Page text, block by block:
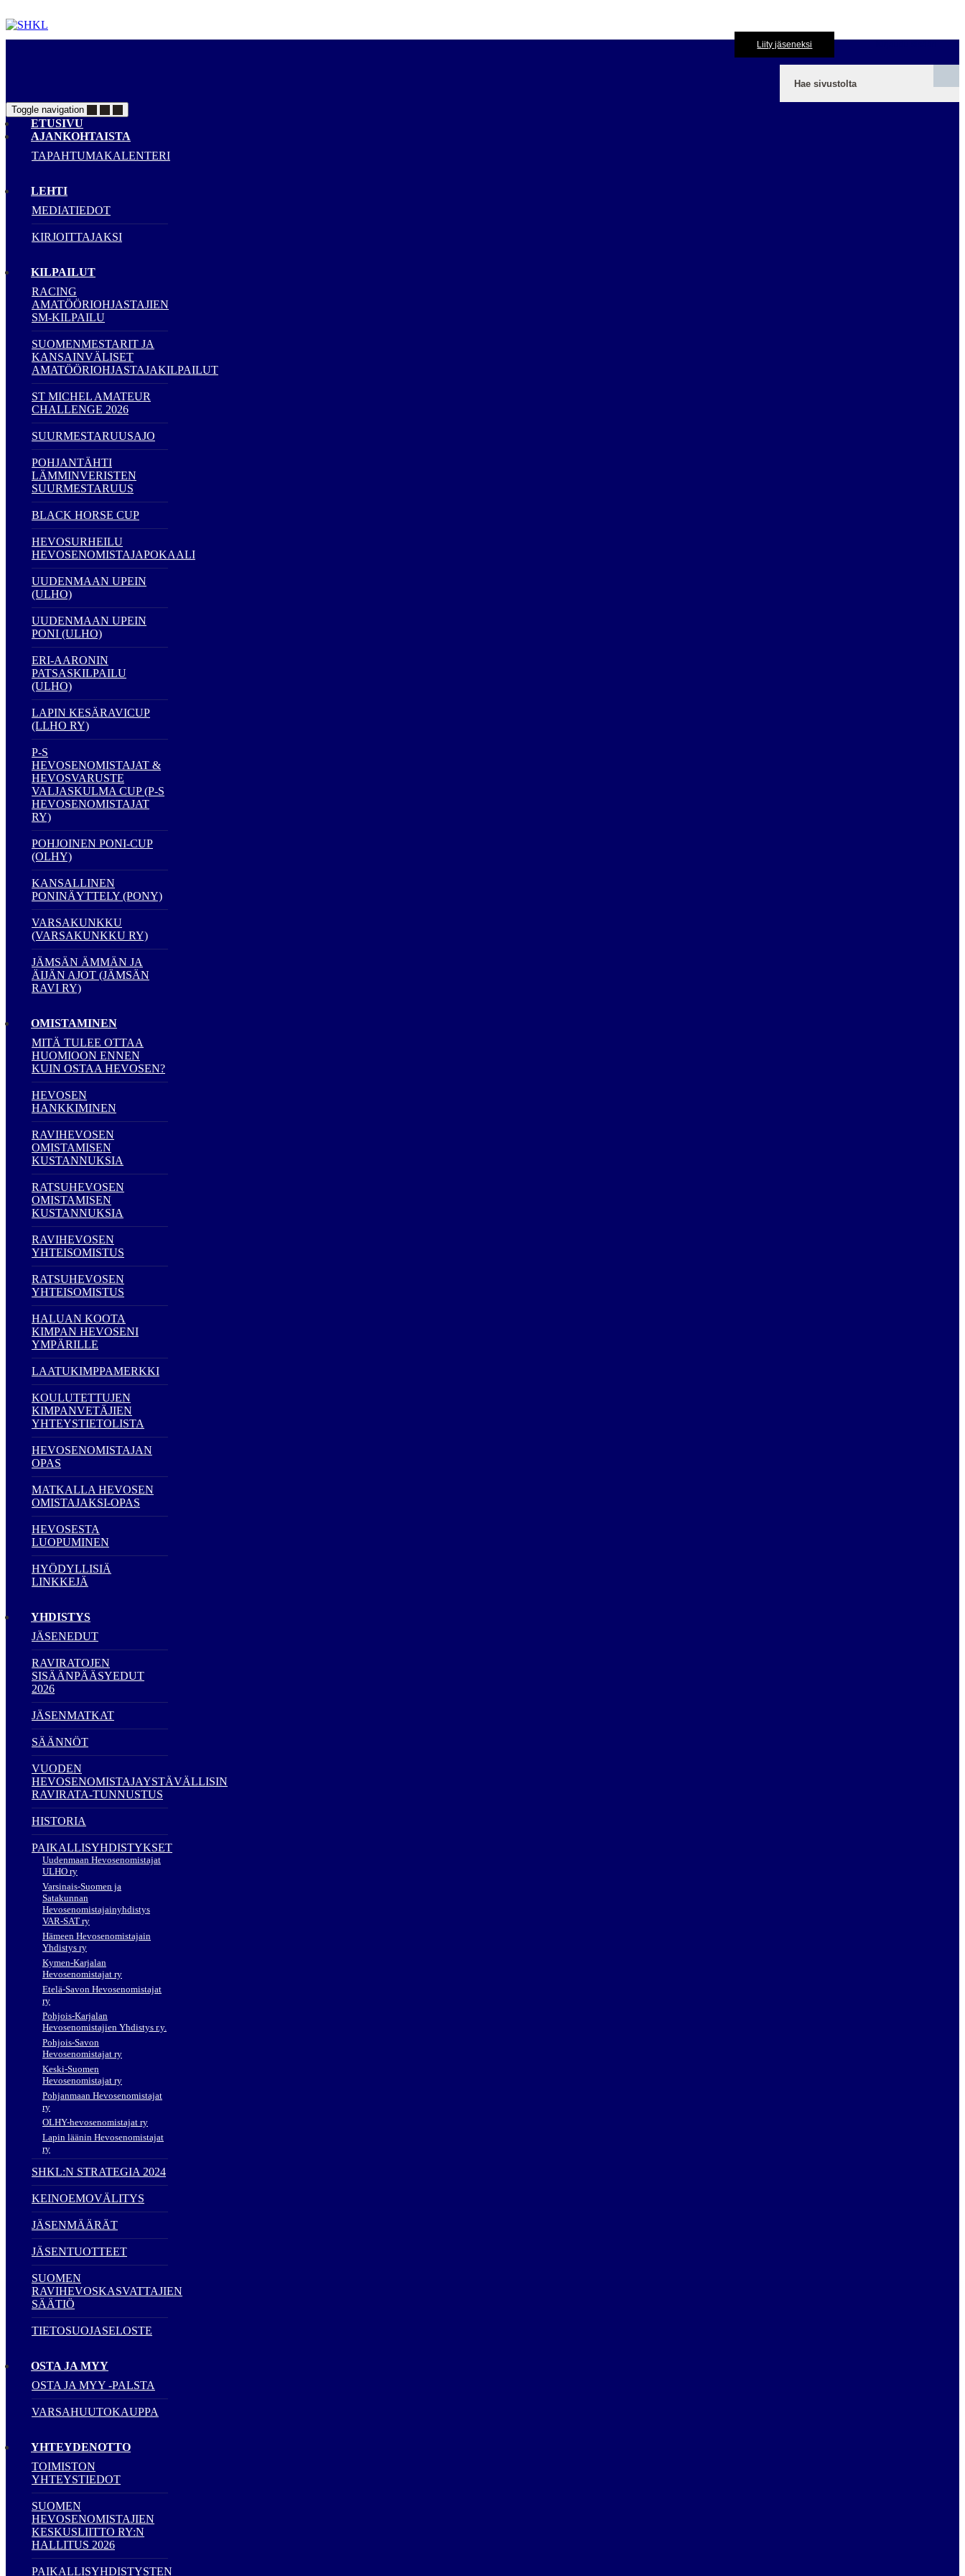
Liity jäseneksi
Toggle navigation
ETUSIVU
AJANKOHTAISTA
TAPAHTUMAKALENTERI
LEHTI
MEDIATIEDOT
KIRJOITTAJAKSI
KILPAILUT
RACING
AMATÖÖRIOHJASTAJIEN
SM-KILPAILU
SUOMENMESTARIT JA
KANSAINVÄLISET
AMATÖÖRIOHJASTAJAKILPAILUT
ST MICHEL AMATEUR
CHALLENGE 2026
SUURMESTARUUSAJO
POHJANTÄHTI
LÄMMINVERISTEN
SUURMESTARUUS
BLACK HORSE CUP
HEVOSURHEILU
HEVOSENOMISTAJAPOKAALI
UUDENMAAN UPEIN
(ULHO)
UUDENMAAN UPEIN
PONI (ULHO)
ERI-AARONIN
PATSASKILPAILU
(ULHO)
LAPIN KESÄRAVICUP
(LLHO RY)
P-S
HEVOSENOMISTAJAT &
HEVOSVARUSTE
VALJASKULMA CUP (P-S
HEVOSENOMISTAJAT
RY)
POHJOINEN PONI-CUP
(OLHY)
KANSALLINEN
PONINÄYTTELY (PONY)
VARSAKUNKKU
(VARSAKUNKKU RY)
JÄMSÄN ÄMMÄN JA
ÄIJÄN AJOT (JÄMSÄN
RAVI RY)
OMISTAMINEN
MITÄ TULEE OTTAA
HUOMIOON ENNEN
KUIN OSTAA HEVOSEN?
HEVOSEN
HANKKIMINEN
RAVIHEVOSEN
OMISTAMISEN
KUSTANNUKSIA
RATSUHEVOSEN
OMISTAMISEN
KUSTANNUKSIA
RAVIHEVOSEN
YHTEISOMISTUS
RATSUHEVOSEN
YHTEISOMISTUS
HALUAN KOOTA
KIMPAN HEVOSENI
YMPÄRILLE
LAATUKIMPPAMERKKI
KOULUTETTUJEN
KIMPANVETÄJIEN
YHTEYSTIETOLISTA
HEVOSENOMISTAJAN
OPAS
MATKALLA HEVOSEN
OMISTAJAKSI-OPAS
HEVOSESTA
LUOPUMINEN
HYÖDYLLISIÄ
LINKKEJÄ
YHDISTYS
JÄSENEDUT
RAVIRATOJEN
SISÄÄNPÄÄSYEDUT
2026
JÄSENMATKAT
SÄÄNNÖT
VUODEN
HEVOSENOMISTAJAYSTÄVÄLLISIN
RAVIRATA-TUNNUSTUS
HISTORIA
PAIKALLISYHDISTYKSET
Uudenmaan Hevosenomistajat
ULHO ry
Varsinais-Suomen ja
Satakunnan
Hevosenomistajainyhdistys
VAR-SAT ry
Hämeen Hevosenomistajain
Yhdistys ry
Kymen-Karjalan
Hevosenomistajat ry
Etelä-Savon Hevosenomistajat
ry
Pohjois-Karjalan
Hevosenomistajien Yhdistys r.y.
Pohjois-Savon
Hevosenomistajat ry
Keski-Suomen
Hevosenomistajat ry
Pohjanmaan Hevosenomistajat
ry
OLHY-hevosenomistajat ry
Lapin läänin Hevosenomistajat
ry
SHKL:N STRATEGIA 2024
KEINOEMOVÄLITYS
JÄSENMÄÄRÄT
JÄSENTUOTTEET
SUOMEN
RAVIHEVOSKASVATTAJIEN
SÄÄTIÖ
TIETOSUOJASELOSTE
OSTA JA MYY
OSTA JA MYY -PALSTA
VARSAHUUTOKAUPPA
YHTEYDENOTTO
TOIMISTON
YHTEYSTIEDOT
SUOMEN
HEVOSENOMISTAJIEN
KESKUSLIITTO RY:N
HALLITUS 2026
PAIKALLISYHDISTYSTEN